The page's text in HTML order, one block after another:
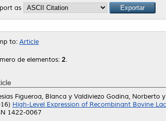
as
to: Article
de elementos: 2.
Figueroa, Blanca y Valdiviezo Godina, Norberto y
High-Level Expression of Recombinant Bovine
1422-0067